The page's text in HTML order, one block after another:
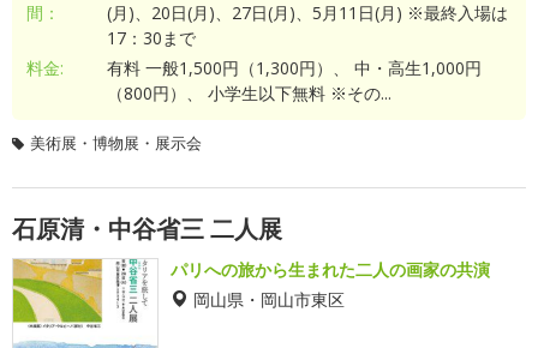
間：
(月)、20日(月)、27日(月)、5月11日(月) ※最終入場は
17：30まで
料金:
有料 一般1,500円（1,300円）、 中・高生1,000円
（800円）、 小学生以下無料 ※その...
美術展・博物展・展示会
石原清・中谷省三 二人展
パリへの旅から生まれた二人の画家の共演
岡山県・岡山市東区